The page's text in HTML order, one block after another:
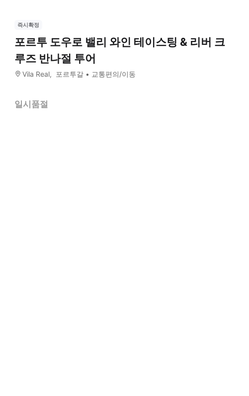
즉시확정
포르투 도우로 밸리 와인 테이스팅 & 리버 크
루즈 반나절 투어
Vila Real 포르투갈 교통편의/이동
일시품절